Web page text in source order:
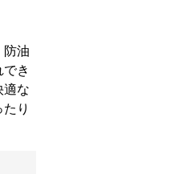
防油
き
適な
り